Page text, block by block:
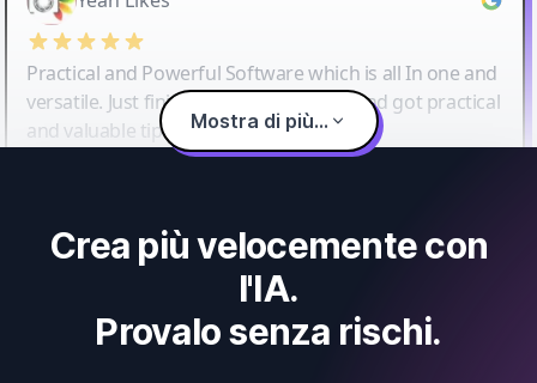
Practical and Powerful Software which is all In one and
versatile. Just finished their workshop and got practical
and valuable tips and tricks.
Mostra di più...
Crea più velocemente con
l'IA.
Provalo senza rischi.